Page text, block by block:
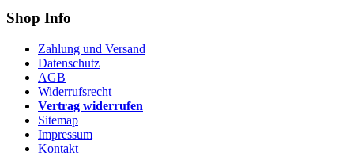
Shop Info
Zahlung und Versand
Datenschutz
AGB
Widerrufsrecht
Vertrag widerrufen
Sitemap
Impressum
Kontakt